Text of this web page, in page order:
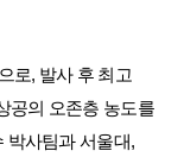
로, 발사 후 최고
공의 오존층 농도를
박사팀과 서울대,